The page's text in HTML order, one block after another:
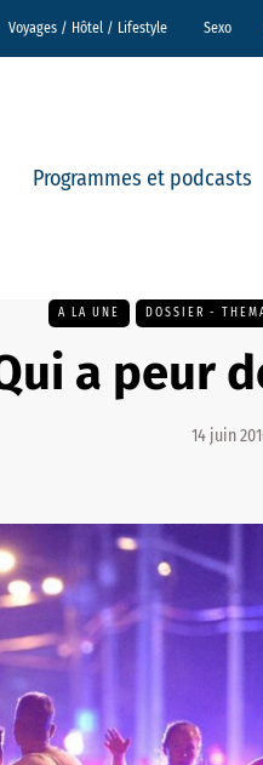
Voyages / Hôtel / Lifestyle Sexo
Programmes et podcasts
A LA UNE DOSSIER -
a peur
14 juin